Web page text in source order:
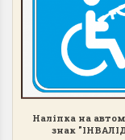
Закони ПДР
стосовно
надписів і
Крім правил і
інформаційні
Наліпка на
знак